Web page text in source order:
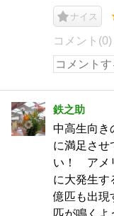
ナイス
コメント(0)
鉄之助
中高生向き
に満足させ
い！ アメ
に大発生す
億匹も出現
匹が鳴くよ